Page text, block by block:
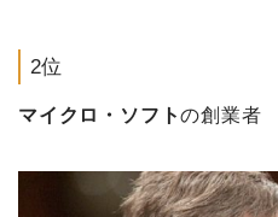
2位
マイクロ・ソフトの創業者